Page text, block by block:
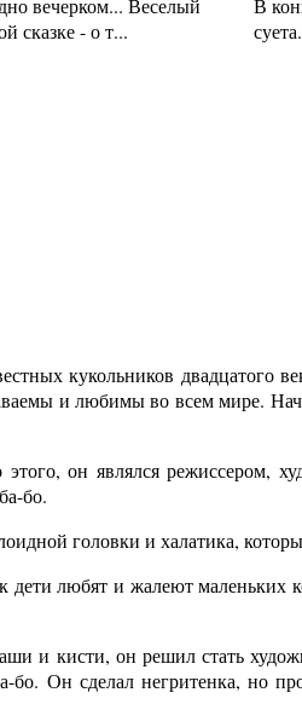
вечерком... Веселый
сказке - о т...
В
кукольников двадцатого
и любимы во всем мире.
он являлся режиссером,
бо.
головки и халатика,
любят и жалеют маленьких
и кисти, он решил стать
Он сделал негритенка, но